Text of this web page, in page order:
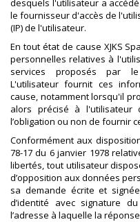
desquels l'utilisateur a
le fournisseur d'accès de
(IP) de l'utilisateur.
En tout état de cause XJKS
personnelles relatives à
services proposés par
L'utilisateur fournit ces
cause, notamment lorsqu'il
alors précisé à l'utilisateur
l’obligation ou non de fournir
Conformément aux
78-17 du 6 janvier 1978
libertés, tout utilisateur
d’opposition aux données
sa demande écrite et
d’identité avec signature
l’adresse à laquelle la